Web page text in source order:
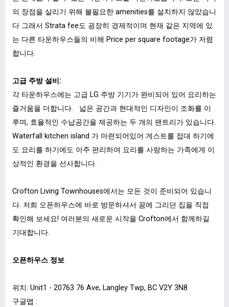
의 장점을 살리기 위해 불필요한 amenities를 설치하지 않았습니
다 그래서 Strata fee도 굉장히 경제적이며 현재 같은 지역에 있
는 다른 타운하우스들의 비해 Price per square footage가 저렴
합니다.
고급 주방 설비:
각 타운하우스에는 고급 LG 주방 기기가 완비되어 있어 요리하는
즐거움을 더합니다. 넓은 공간과 현대적인 디자인이 조화를 이
루며, 효율적인 수납공간을 제공하는 두 개의 팬트리가 있습니다.
Waterfall kitchen island 가 마련되어있어 게스트를 접대 하기에
도 요리를 하기에도 아주 편리하여 요리를 사랑하는 가족에게 이
상적인 환경을 선사합니다.
Crofton Living Townhouses에서는 모든 것이 준비되어 있습니
다. 저희 오픈하우스에 바로 방문하셔서 꿈에 그리던 집을 직접
확인해 보세요! 여러분의 새로운 시작을 Crofton에서 함께하길
기대합니다.
오픈하우스 정보
위치: Unit1 - 20763 76 Ave, Langley Twp, BC V2Y 3N8
구글맵 :